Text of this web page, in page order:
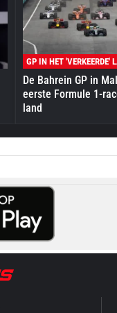
GP IN HET 'VERKEERDE'
De Bahrein GP in
eerste Formule 1-
land